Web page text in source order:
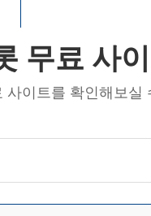
무료 사
사이트를 확인해보실